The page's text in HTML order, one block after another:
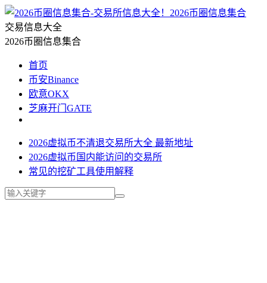
2026币圈信息集合
交易信息大全
2026币圈信息集合
首页
币安Binance
欧意OKX
芝麻开门GATE
2026虚拟币不清退交易所大全 最新地址
2026虚拟币国内能访问的交易所
常见的挖矿工具使用解释